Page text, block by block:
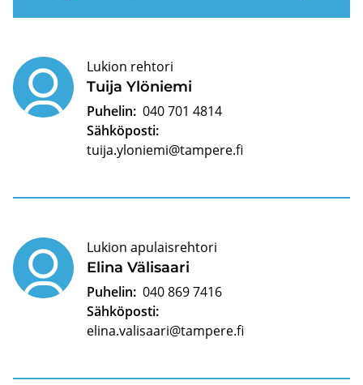
Tuija Ylö­nie­mi
Lukion rehtori
Puhelin: 040 701 4814
Sähköposti:
tuija.yloniemi@tampere.fi
Elina Vä­li­saa­ri
Lukion apulaisrehtori
Puhelin: 040 869 7416
Sähköposti:
elina.valisaari@tampere.fi